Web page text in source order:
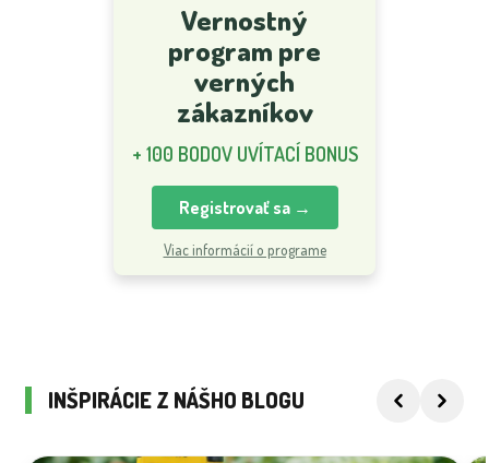
Vernostný
program pre
verných
zákazníkov
+ 100 BODOV UVÍTACÍ BONUS
Registrovať sa →
Viac informácií o programe
INŠPIRÁCIE Z NÁŠHO BLOGU